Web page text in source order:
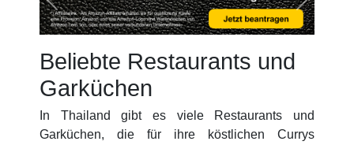
Previous Next
Beliebte Restaurants und
Garküchen
In Thailand gibt es viele Restaurants und
Garküchen, die für ihre köstlichen Currys